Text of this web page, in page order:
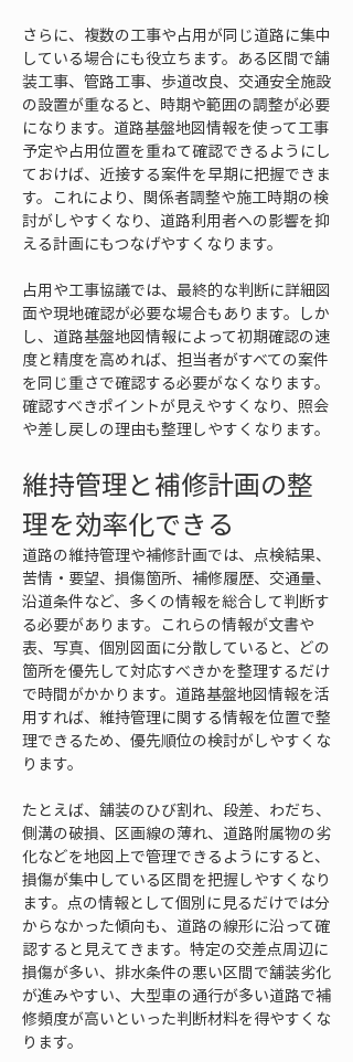
さらに、複数の工事や占用が同じ道路に集中
している場合にも役立ちます。ある区間で舗
装工事、管路工事、歩道改良、交通安全施設
の設置が重なると、時期や範囲の調整が必要
になります。道路基盤地図情報を使って工事
予定や占用位置を重ねて確認できるようにし
ておけば、近接する案件を早期に把握できま
す。これにより、関係者調整や施工時期の検
討がしやすくなり、道路利用者への影響を抑
える計画にもつなげやすくなります。
占用や工事協議では、最終的な判断に詳細図
面や現地確認が必要な場合もあります。しか
し、道路基盤地図情報によって初期確認の速
度と精度を高めれば、担当者がすべての案件
を同じ重さで確認する必要がなくなります。
確認すべきポイントが見えやすくなり、照会
や差し戻しの理由も整理しやすくなります。
維持管理と補修計画の整
理を効率化できる
道路の維持管理や補修計画では、点検結果、
苦情・要望、損傷箇所、補修履歴、交通量、
沿道条件など、多くの情報を総合して判断す
る必要があります。これらの情報が文書や
表、写真、個別図面に分散していると、どの
箇所を優先して対応すべきかを整理するだけ
で時間がかかります。道路基盤地図情報を活
用すれば、維持管理に関する情報を位置で整
理できるため、優先順位の検討がしやすくな
ります。
たとえば、舗装のひび割れ、段差、わだち、
側溝の破損、区画線の薄れ、道路附属物の劣
化などを地図上で管理できるようにすると、
損傷が集中している区間を把握しやすくなり
ます。点の情報として個別に見るだけでは分
からなかった傾向も、道路の線形に沿って確
認すると見えてきます。特定の交差点周辺に
損傷が多い、排水条件の悪い区間で舗装劣化
が進みやすい、大型車の通行が多い道路で補
修頻度が高いといった判断材料を得やすくな
ります。